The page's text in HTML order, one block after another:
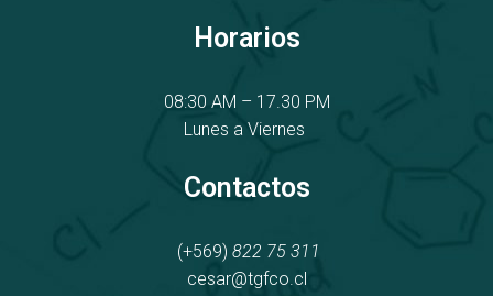
Horarios
08:30 AM – 17.30 PM
Lunes a Viernes
Contactos
(+569) 822 75 311
cesar@tgfco.cl